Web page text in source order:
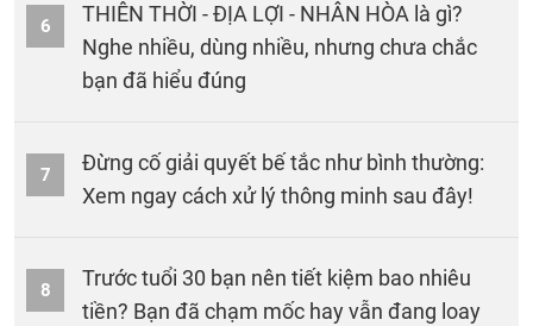
6
THIÊN THỜI - ĐỊA LỢI - NHÂN HÒA là gì?
Nghe nhiều, dùng nhiều, nhưng chưa chắc
bạn đã hiểu đúng
7
Đừng cố giải quyết bế tắc như bình thường:
Xem ngay cách xử lý thông minh sau đây!
8
Trước tuổi 30 bạn nên tiết kiệm bao nhiêu
tiền? Bạn đã chạm mốc hay vẫn đang loay